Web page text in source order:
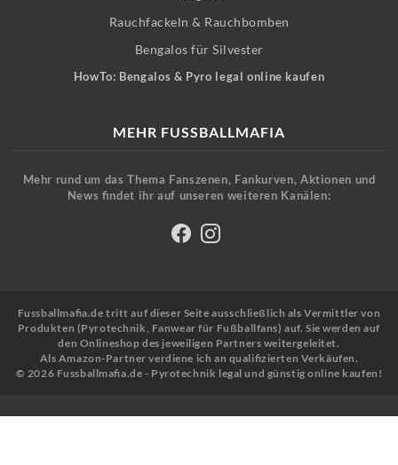
Rauchfackeln & Rauchbomben
Bengalos für Silvester
HowTo: Bengalos & Pyro legal online kaufen
MEHR FUSSBALLMAFIA
Mehr rund um das Thema Fanszenen, Fankurven, Aktionen und
News findet ihr auf unseren weiteren Kanälen:
Fussballmafia.de tritt auf dieser Seite ausschließlich als Vermittler von
Produkten (Pyrotechnik, Fanwear für Fußballfans) auf. Sie werden auf
den Onlineshop des jeweiligen Partners weitergeleitet.
Als Amazon-Partner verdiene ich an qualifizierten Verkäufen.
© 2026 Fussballmafia.de - Pyrotechnik legal und günstig online kaufen!